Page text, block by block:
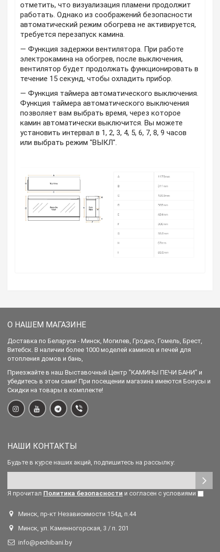
отметить, что визуализация пламени продолжит
работать. Однако из соображений безопасности
автоматический режим обогрева не активируется,
требуется перезапуск камина.
— Функция задержки вентилятора. При работе
электрокамина на обогрев, после выключения,
вентилятор будет продолжать функционировать в
течение 15 секунд, чтобы охладить прибор.
— Функция таймера автоматического выключения.
Функция таймера автоматического выключения
позволяет вам выбрать время, через которое
камин автоматически выключится. Вы можете
установить интервал в 1, 2, 3, 4, 5, 6, 7, 8, 9 часов
или выбрать режим "ВЫКЛ".
О НАШЕМ МАГАЗИНЕ
Доставка по Беларуси - Минск, Могилев, Гродно, Гомель, Брест,
Витебск. В наличии более 1000 моделей каминов и печей для
отопления домов и бань,
Приезжайте в наш Выставочный Центр "КАМИНЫ ПЕЧИ БАНИ" и
убедитесь в этом сами! При посещении магазина имеются Бонусы и
Скидки на товары в комплекте!
НАШИ КОНТАКТЫ
Будьте в курсе наших акций, подпишитесь на рассылку:
Я прочитал Политика безопасности и согласен с условиями
Минск, пр-кт Независимости 154д, п.44
Минск, ул. Каменногорская, 3 / п. 201
info@pechibani.by